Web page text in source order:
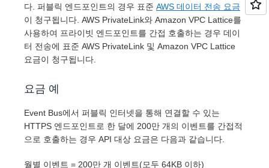
다. 퍼블릭 엔드포인트의 경우 표준 AWS 데이터 전송 요금
이 청구됩니다. AWS PrivateLink와 Amazon VPC Lattice를
사용하여 프라이빗 엔드포인트를 간접 호출하는 경우 데이
터 전송에 표준 AWS PrivateLink 및 Amazon VPC Lattice
요금이 청구됩니다.
요금 예
Event Bus에서 퍼블릭 인터넷을 통해 연결할 수 있는
HTTPS 엔드포인트로 한 달에 200만 개의 이벤트를 간접적
으로 호출하는 경우 API 대상 요금은 다음과 같습니다.
월별 이벤트 = 200만 개 이벤트(모두 64KB 이하)